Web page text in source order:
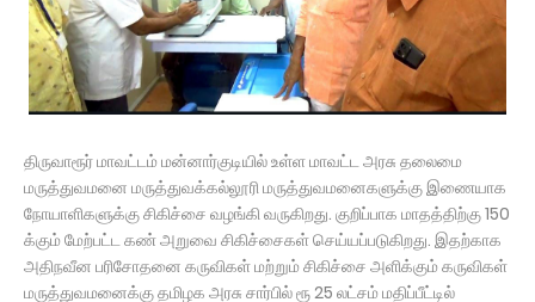
திருவாரூர் மாவட்டம் மன்னார்குடியில் உள்ள மாவட்ட அரசு தலைமை
மருத்துவமனை மருத்துவக்கல்லூரி மருத்துவமனைகளுக்கு இணையாக
நோயாளிகளுக்கு சிகிச்சை வழங்கி வருகிறது. குறிப்பாக மாதத்திற்கு 150
க்கும் மேற்பட்ட கண் அறுவை சிகிச்சைகள் செய்யப்படுகிறது. இதற்காக
அதிநவீன பரிசோதனை கருவிகள் மற்றும் சிகிச்சை அளிக்கும் கருவிகள்
மருத்துவமனைக்கு தமிழக அரசு சார்பில் ரூ 25 லட்சம் மதிப்பீட்டில்